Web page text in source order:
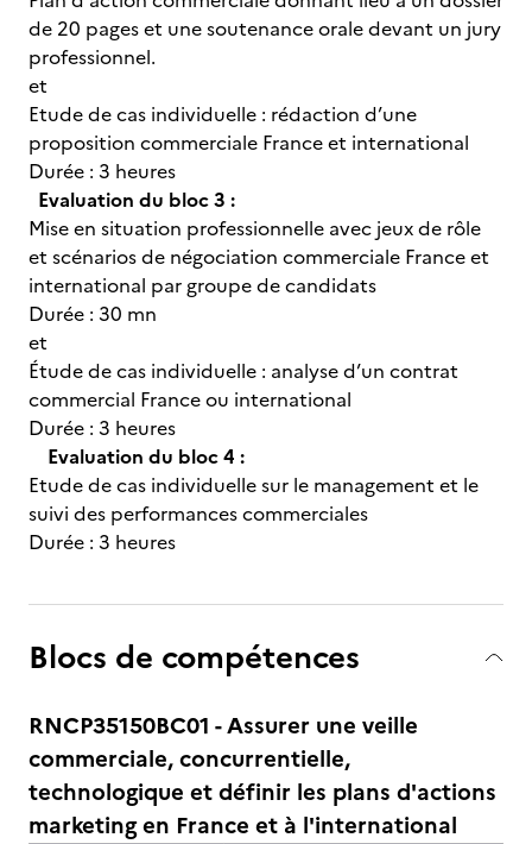
de 20 pages et une soutenance orale devant un jury
professionnel.
et
Etude de cas individuelle : rédaction d’une
proposition commerciale France et international
Durée : 3 heures
Evaluation du bloc 3 :
Mise en situation professionnelle avec jeux de rôle
et scénarios de négociation commerciale France et
international par groupe de candidats
Durée : 30 mn
et
Étude de cas individuelle : analyse d’un contrat
commercial France ou international
Durée : 3 heures
Evaluation du bloc 4 :
Etude de cas individuelle sur le management et le
suivi des performances commerciales
Durée : 3 heures
Blocs de compétences
RNCP35150BC01 - Assurer une veille
commerciale, concurrentielle,
technologique et définir les plans d'actions
marketing en France et à l'international